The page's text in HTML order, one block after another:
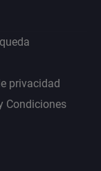
privacidad
Condiciones